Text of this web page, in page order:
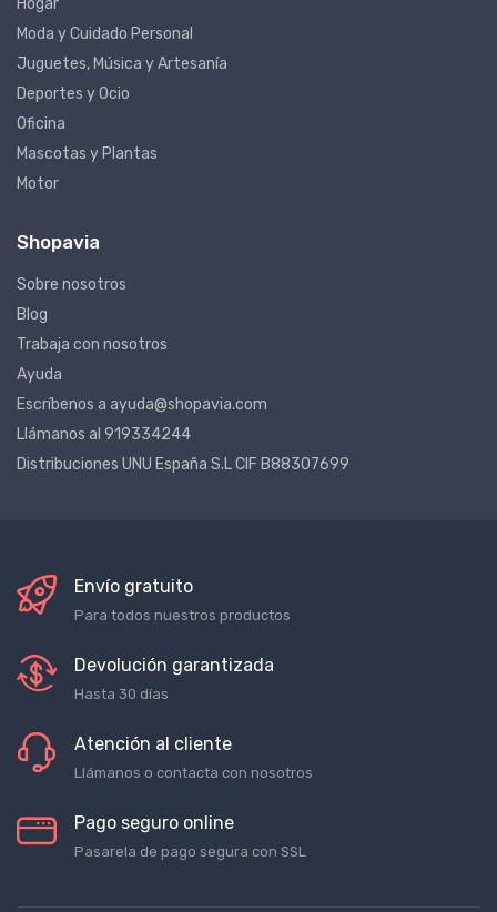
Hogar
Moda y Cuidado Personal
Juguetes, Música y Artesanía
Deportes y Ocio
Oficina
Mascotas y Plantas
Motor
Shopavia
Sobre nosotros
Blog
Trabaja con nosotros
Ayuda
Escríbenos a ayuda@shopavia.com
Llámanos al 919334244
Distribuciones UNU España S.L CIF B88307699
Envío gratuito
Para todos nuestros productos
Devolución garantizada
Hasta 30 días
Atención al cliente
Llámanos o contacta con nosotros
Pago seguro online
Pasarela de pago segura con SSL